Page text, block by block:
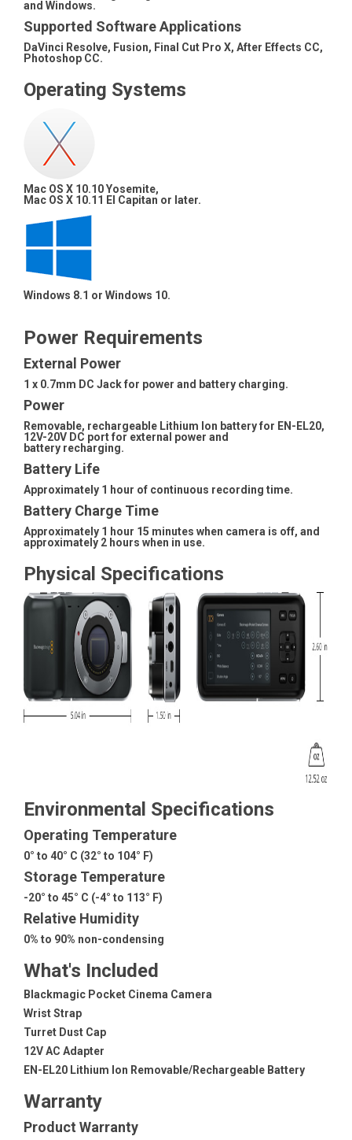
and Windows.
Supported Software Applications
DaVinci Resolve, Fusion, Final Cut Pro X, After Effects CC,
Photoshop CC.
Operating Systems
Mac OS X 10.10 Yosemite,
Mac OS X 10.11 El Capitan or later.
Windows 8.1 or Windows 10.
Power Requirements
External Power
1 x 0.7mm DC Jack for power and battery charging.
Power
Removable, rechargeable Lithium Ion battery for EN-EL20,
12V-20V DC port for external power and
battery recharging.
Battery Life
Approximately 1 hour of continuous recording time.
Battery Charge Time
Approximately 1 hour 15 minutes when camera is off, and
approximately 2 hours when in use.
Physical Specifications
Environmental Specifications
Operating Temperature
0° to 40° C (32° to 104° F)
Storage Temperature
-20° to 45° C (-4° to 113° F)
Relative Humidity
0% to 90% non-condensing
What's Included
Blackmagic Pocket Cinema Camera
Wrist Strap
Turret Dust Cap
12V AC Adapter
EN-EL20 Lithium Ion Removable/Rechargeable Battery
Warranty
Product Warranty